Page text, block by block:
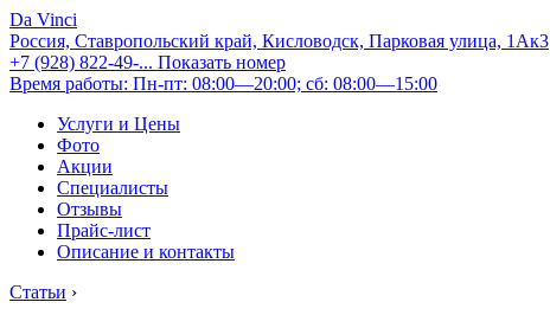
Da Vinci
Россия, Ставропольский край, Кисловодск, Парковая улица, 1Ак3
+7 (928) 822-49-... Показать номер
Время работы: Пн-пт: 08:00—20:00; сб: 08:00—15:00
Услуги и Цены
Фото
Акции
Специалисты
Отзывы
Прайс-лист
Описание и контакты
Статьи ›